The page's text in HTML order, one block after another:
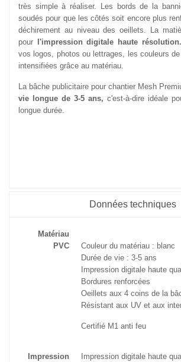
très simple à réaliser. Les bords de la
soudés pour que les côtés soit encore plus
déchirement au niveau des oeillets. La
pour
l'impression digitale haute résolution.
vos logos, photos ou lettrages, les couleurs
intensifiées grâce au matériau.
La bâche publicitaire pour chantier Mesh
vie longue de 3-5 ans, c'est-à-dire idéale
longue durée.
Données techniques
Matériau
PVC
Couleur du matériau : blanc
Durée de vie : 3-5 ans
Impression digitale haute
Bordures renforcées
Oeillets aux 4 coins de la
Résistant aux UV et aux
Certifié M1 anti feu
Impression
Impression digitale haute